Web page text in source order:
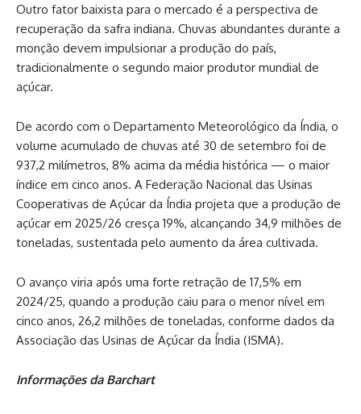
Outro fator baixista para o mercado é a perspectiva de
recuperação da safra indiana. Chuvas abundantes durante a
monção devem impulsionar a produção do país,
tradicionalmente o segundo maior produtor mundial de
açúcar.
De acordo com o Departamento Meteorológico da Índia, o
volume acumulado de chuvas até 30 de setembro foi de
937,2 milímetros, 8% acima da média histórica — o maior
índice em cinco anos. A Federação Nacional das Usinas
Cooperativas de Açúcar da Índia projeta que a produção de
açúcar em 2025/26 cresça 19%, alcançando 34,9 milhões de
toneladas, sustentada pelo aumento da área cultivada.
O avanço viria após uma forte retração de 17,5% em
2024/25, quando a produção caiu para o menor nível em
cinco anos, 26,2 milhões de toneladas, conforme dados da
Associação das Usinas de Açúcar da Índia (ISMA).
Informações da Barchart